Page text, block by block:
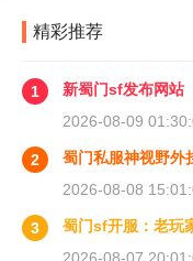
精彩推荐
1
新蜀门sf发布网站
2026-08-09
2
蜀门私服神视野外
2026-08-08
3
蜀门sf开服：老玩